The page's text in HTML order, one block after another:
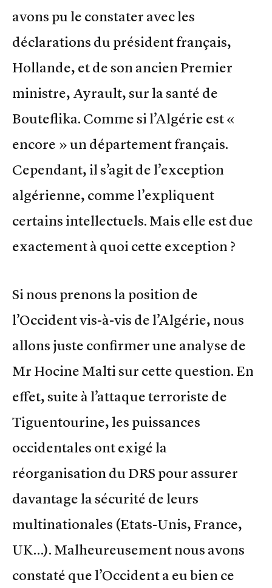
avons pu le constater avec les
déclarations du président français,
Hollande, et de son ancien Premier
ministre, Ayrault, sur la santé de
Bouteflika. Comme si l’Algérie est «
encore » un département français.
Cependant, il s’agit de l’exception
algérienne, comme l’expliquent
certains intellectuels. Mais elle est due
exactement à quoi cette exception ?
Si nous prenons la position de
l’Occident vis-à-vis de l’Algérie, nous
allons juste confirmer une analyse de
Mr Hocine Malti sur cette question. En
effet, suite à l’attaque terroriste de
Tiguentourine, les puissances
occidentales ont exigé la
réorganisation du DRS pour assurer
davantage la sécurité de leurs
multinationales (Etats-Unis, France,
UK…). Malheureusement nous avons
constaté que l’Occident a eu bien ce